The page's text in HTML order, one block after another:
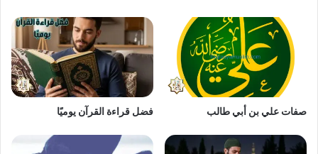
صفات علي بن أبي طالب فضل قراءة القرآن يوميًا